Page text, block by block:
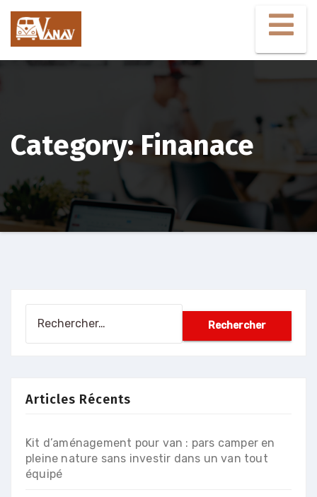
Aller
contenu
Category: Finanace
Articles Récents
Kit d’aménagement pour van : pars camper en
pleine nature sans investir dans un van tout
équipé